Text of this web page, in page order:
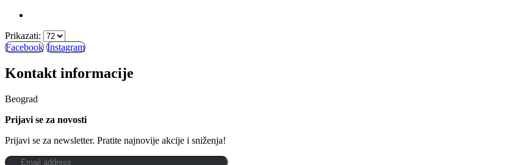
Prikazati:
Facebook Instagram
Kontakt informacije
Beograd
Prijavi se za novosti
Prijavi se za newsletter. Pratite najnovije akcije i sniženja!